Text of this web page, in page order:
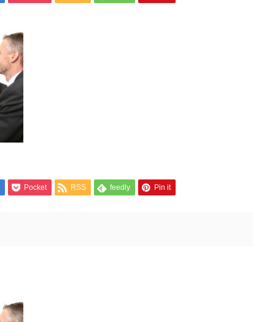
Pocket RSS feedly Pin it